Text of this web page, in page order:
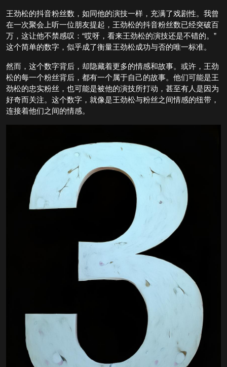
王劲松的抖音粉丝数，如同他的演技一样，充满了戏剧性。我曾
在一次聚会上听一位朋友提起，王劲松的抖音粉丝数已经突破百
万，这让他不禁感叹：“哎呀，看来王劲松的演技还是不错的。”
这个简单的数字，似乎成了衡量王劲松成功与否的唯一标准。
然而，这个数字背后，却隐藏着更多的情感和故事。或许，王劲
松的每一个粉丝背后，都有一个属于自己的故事。他们可能是王
劲松的忠实粉丝，也可能是被他的演技所打动，甚至有人是因为
好奇而关注。这个数字，就像是王劲松与粉丝之间情感的纽带，
连接着他们之间的情感。